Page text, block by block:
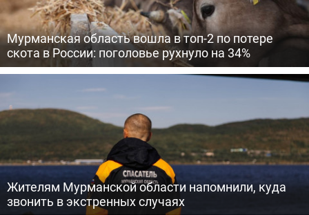
Мурманская область вошла в топ-2 по потере
скота в России: поголовье рухнуло на 34%
Жителям Мурманской области напомнили, куда
звонить в экстренных случаях